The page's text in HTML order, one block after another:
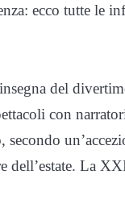
ecco tutte le
del
con
La